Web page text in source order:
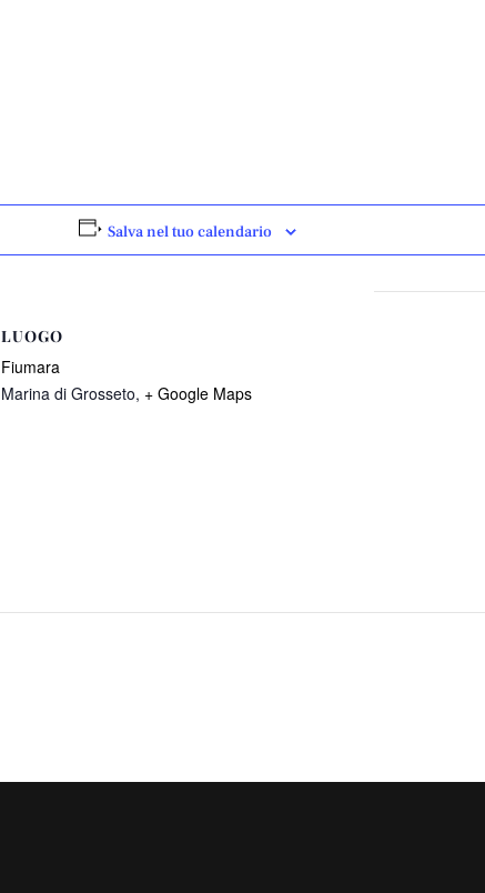
Salva nel tuo calendario
LUOGO
Fiumara
Marina di Grosseto, + Google Maps